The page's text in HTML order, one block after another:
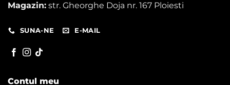
Magazin: str. Gheorghe Doja nr. 167 Ploiesti
SUNA-NE E-MAIL
Contul meu